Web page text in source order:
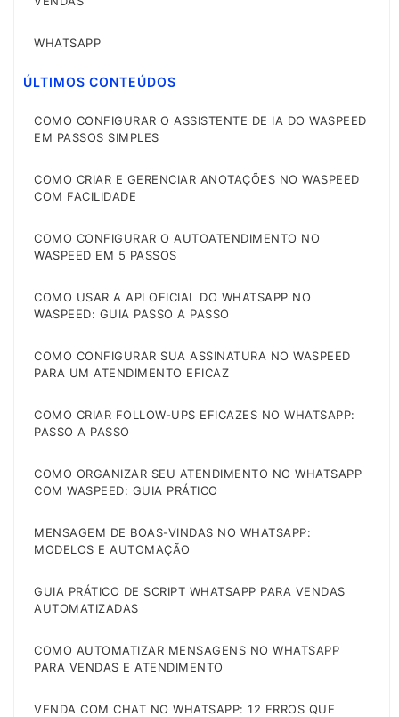
WHATSAPP
ÚLTIMOS CONTEÚDOS
COMO CONFIGURAR O ASSISTENTE DE IA DO WASPEED
EM PASSOS SIMPLES
COMO CRIAR E GERENCIAR ANOTAÇÕES NO WASPEED
COM FACILIDADE
COMO CONFIGURAR O AUTOATENDIMENTO NO
WASPEED EM 5 PASSOS
COMO USAR A API OFICIAL DO WHATSAPP NO
WASPEED: GUIA PASSO A PASSO
COMO CONFIGURAR SUA ASSINATURA NO WASPEED
PARA UM ATENDIMENTO EFICAZ
COMO CRIAR FOLLOW-UPS EFICAZES NO WHATSAPP:
PASSO A PASSO
COMO ORGANIZAR SEU ATENDIMENTO NO WHATSAPP
COM WASPEED: GUIA PRÁTICO
MENSAGEM DE BOAS-VINDAS NO WHATSAPP:
MODELOS E AUTOMAÇÃO
GUIA PRÁTICO DE SCRIPT WHATSAPP PARA VENDAS
AUTOMATIZADAS
COMO AUTOMATIZAR MENSAGENS NO WHATSAPP
PARA VENDAS E ATENDIMENTO
VENDA COM CHAT NO WHATSAPP: 12 ERROS QUE